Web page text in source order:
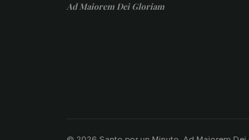
Ad Maiorem Dei Gloriam